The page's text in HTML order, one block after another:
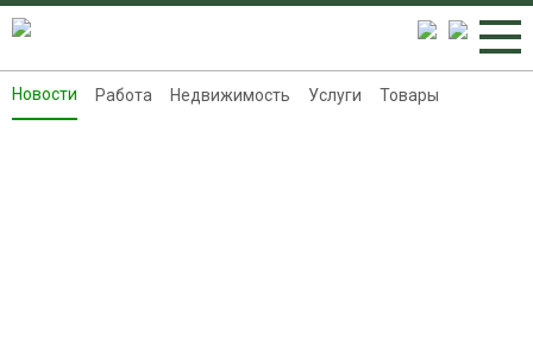
Новости
Новости Работа Недвижимость Услуги Товары